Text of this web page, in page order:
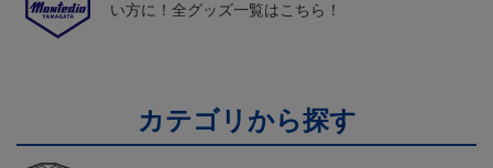
い方に！全グッズ一覧はこちら！
カテゴリから探す